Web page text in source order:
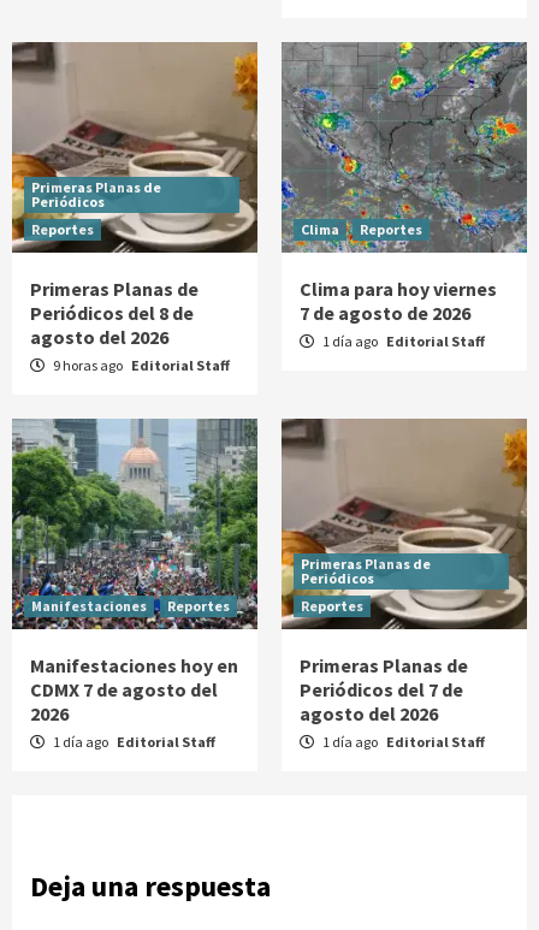
Primeras Planas de
Periódicos
Reportes
Primeras Planas de
Periódicos del 8 de
agosto del 2026
9 horas ago Editorial Staff
Clima Reportes
Clima para hoy viernes
7 de agosto de 2026
1 día ago Editorial Staff
Manifestaciones Reportes
Manifestaciones hoy en
CDMX 7 de agosto del
2026
1 día ago Editorial Staff
Primeras Planas de
Periódicos
Reportes
Primeras Planas de
Periódicos del 7 de
agosto del 2026
1 día ago Editorial Staff
Deja una respuesta